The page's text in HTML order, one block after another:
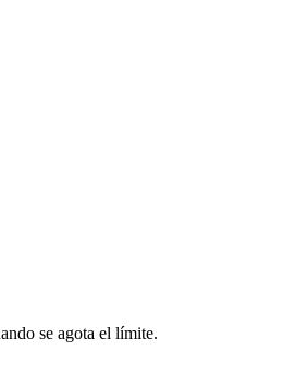
se agota el límite.